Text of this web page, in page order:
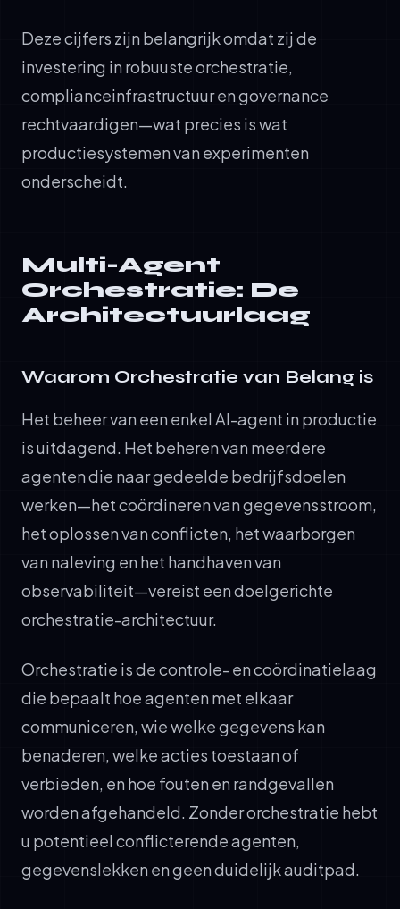
Deze cijfers zijn belangrijk omdat zij de
investering in robuuste orchestratie,
complianceinfrastructuur en governance
rechtvaardigen—wat precies is wat
productiesystemen van experimenten
onderscheidt.
Multi-Agent
Orchestratie: De
Architectuurlaag
Waarom Orchestratie van Belang is
Het beheer van een enkel AI-agent in productie
is uitdagend. Het beheren van meerdere
agenten die naar gedeelde bedrijfsdoelen
werken—het coördineren van gegevensstroom,
het oplossen van conflicten, het waarborgen
van naleving en het handhaven van
observabiliteit—vereist een doelgerichte
orchestratie-architectuur.
Orchestratie is de controle- en coördinatielaag
die bepaalt hoe agenten met elkaar
communiceren, wie welke gegevens kan
benaderen, welke acties toestaan of
verbieden, en hoe fouten en randgevallen
worden afgehandeld. Zonder orchestratie hebt
u potentieel conflicterende agenten,
gegevenslekken en geen duidelijk auditpad.